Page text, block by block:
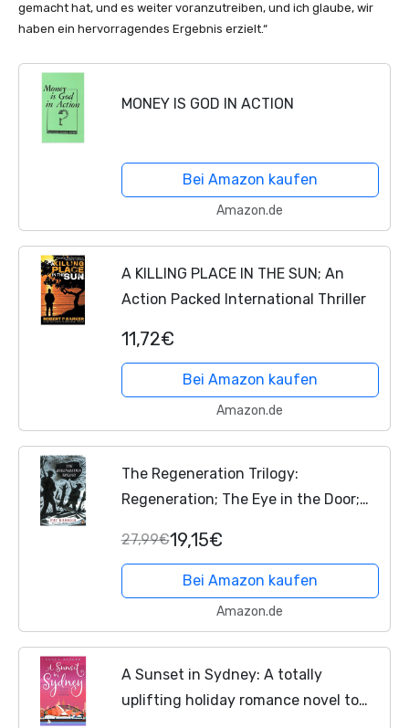
gemacht hat, und es weiter voranzutreiben, und ich glaube, wir
haben ein hervorragendes Ergebnis erzielt.“
MONEY IS GOD IN ACTION
Bei Amazon kaufen
Amazon.de
A KILLING PLACE IN THE SUN; An
Action Packed International Thriller
11,72€
Bei Amazon kaufen
Amazon.de
The Regeneration Trilogy:
Regeneration; The Eye in the Door;
27,99€19,15€
Bei Amazon kaufen
Amazon.de
A Sunset in Sydney: A totally
uplifting holiday romance novel to